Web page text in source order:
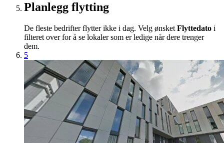
Planlegg flytting
De fleste bedrifter flytter ikke i dag. Velg ønsket Flyttedato i
filteret over for å se lokaler som er ledige når dere trenger
dem.
5